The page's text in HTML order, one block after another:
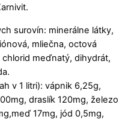
surovín: minerálne látky,
mliečna, octová
meďnatý, dihydrát,
v 1 litri): vápnik 6,25g,
draslík 120mg, železo
17mg, jód 0,5mg,